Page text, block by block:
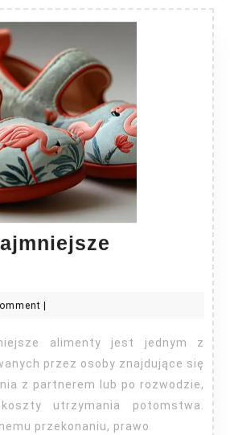
|
przez osoby znajdujące się
z partnerem lub po rozwodzie,
utrzymania potomstwa.
przekonaniu, prawo